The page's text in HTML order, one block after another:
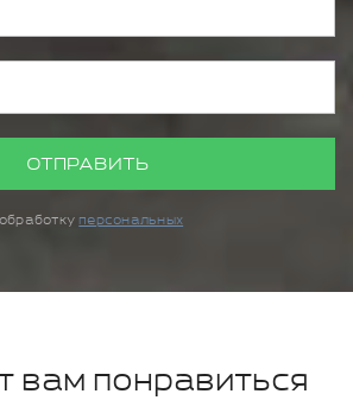
ОТПРАВИТЬ
персональных
вам понравиться